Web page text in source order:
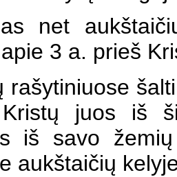
net
3 a. prieš
rašytiniuose
juos iš
iš savo
aukštaičių